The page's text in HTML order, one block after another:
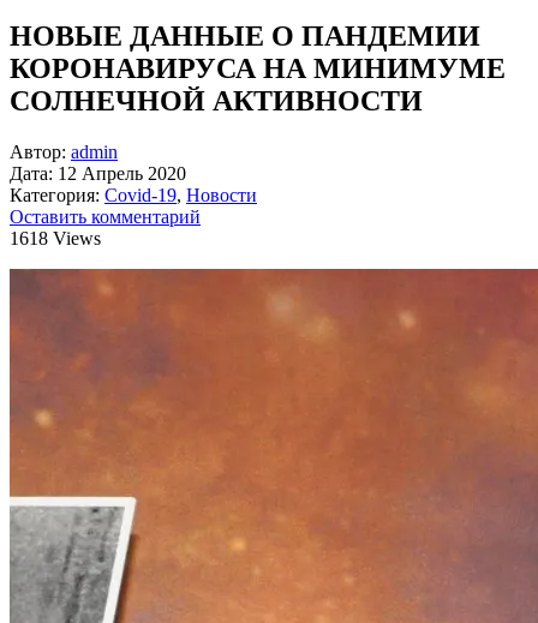
НОВЫЕ ДАННЫЕ О ПАНДЕМИИ
КОРОНАВИРУСА НА МИНИМУМЕ
СОЛНЕЧНОЙ АКТИВНОСТИ
Автор: admin
Дата: 12 Апрель 2020
Категория: Covid-19, Новости
Оставить комментарий
1618 Views